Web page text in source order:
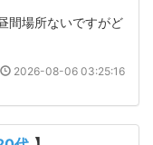
間場所ないですがど
2026-08-06 03:25:16